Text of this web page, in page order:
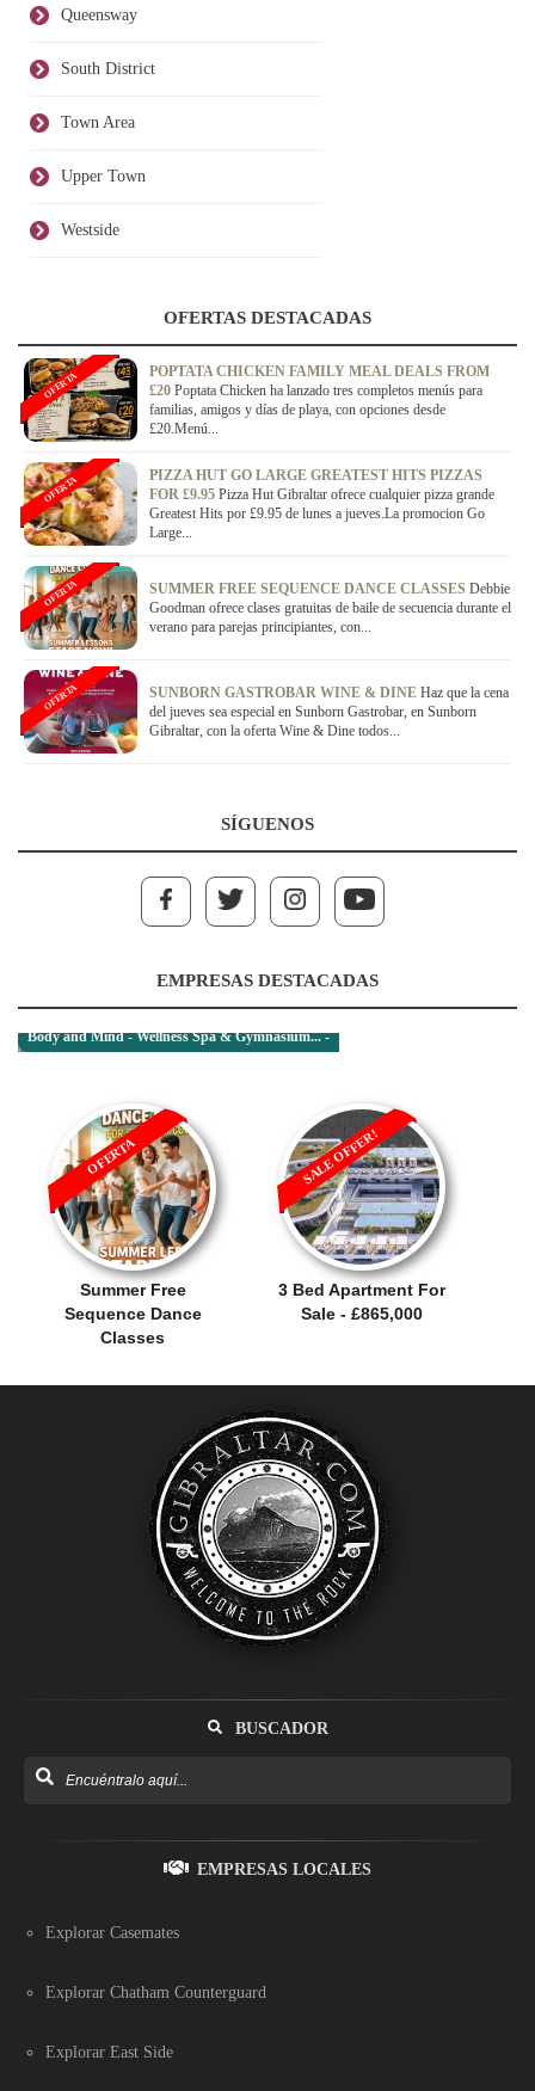
Queensway
South District
Town Area
Upper Town
Westside
OFERTAS DESTACADAS
POPTATA CHICKEN FAMILY MEAL DEALS FROM
£20 Poptata Chicken ha lanzado tres completos menús para
familias, amigos y días de playa, con opciones desde
£20.Menú...
OFERTA
PIZZA HUT GO LARGE GREATEST HITS PIZZAS
FOR £9.95 Pizza Hut Gibraltar ofrece cualquier pizza grande
Greatest Hits por £9.95 de lunes a jueves.La promocion Go
Large...
OFERTA
SUMMER FREE SEQUENCE DANCE CLASSES Debbie
Goodman ofrece clases gratuitas de baile de secuencia durante el
verano para parejas principiantes, con...
OFERTA
SUNBORN GASTROBAR WINE & DINE Haz que la cena
del jueves sea especial en Sunborn Gastrobar, en Sunborn
Gibraltar, con la oferta Wine & Dine todos...
OFERTA
SÍGUENOS
EMPRESAS DESTACADAS
Body and Mind - Wellness Spa & Gymnasium... -
Summer Free
Sequence Dance
Classes
OFERTA
3 Bed Apartment For
Sale - £865,000
SALE OFFER!
BUSCADOR
EMPRESAS LOCALES
Explorar Casemates
Explorar Chatham Counterguard
Explorar East Side